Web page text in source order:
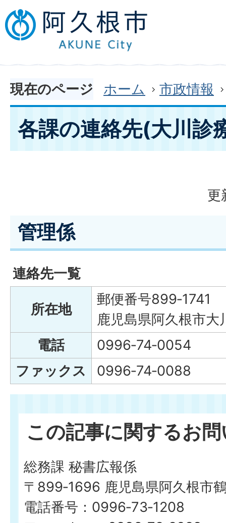
現在のページ ホーム 市政情報
各課の連絡先(大川診
更
管理係
連絡先一覧
所在地
郵便番号899‐1741
鹿児島県阿久根市
電話
0996‐74‐0054
ファックス
0996‐74‐0088
この記事に関するお
総務課 秘書広報係
〒899‐1696 鹿児島県阿久根市
電話番号：0996‐73‐1208